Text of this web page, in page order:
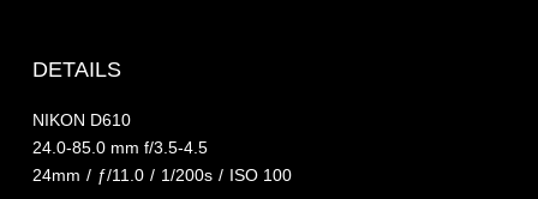
Enfants
les 8 – 17 ans
DETAILS
NIKON D610
24.0-85.0 mm f/3.5-4.5
24mm / ƒ/11.0 / 1/200s / ISO 100